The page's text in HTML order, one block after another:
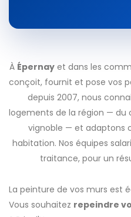
À Épernayet dans les
conçoit, fournit et pose vos
depuis 2007, nous
logements de la région — du
vignoble — et adaptons
habitation. Nos équipes
traitance, pour un
La peinture de vos murs est
Vous souhaitez repeindre